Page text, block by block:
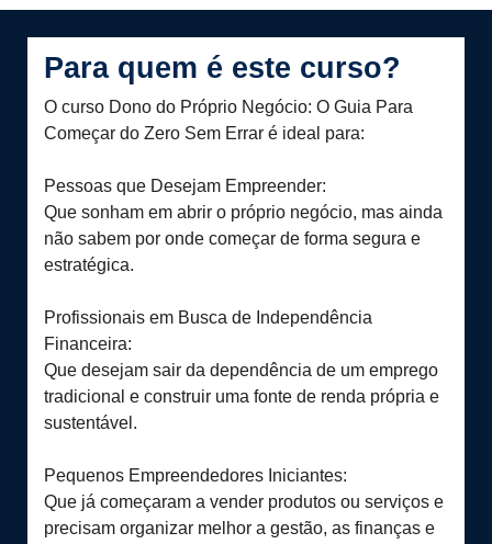
Para quem é este curso?
O curso Dono do Próprio Negócio: O Guia Para
Começar do Zero Sem Errar é ideal para:
Pessoas que Desejam Empreender:
Que sonham em abrir o próprio negócio, mas ainda
não sabem por onde começar de forma segura e
estratégica.
Profissionais em Busca de Independência
Financeira:
Que desejam sair da dependência de um emprego
tradicional e construir uma fonte de renda própria e
sustentável.
Pequenos Empreendedores Iniciantes:
Que já começaram a vender produtos ou serviços e
precisam organizar melhor a gestão, as finanças e